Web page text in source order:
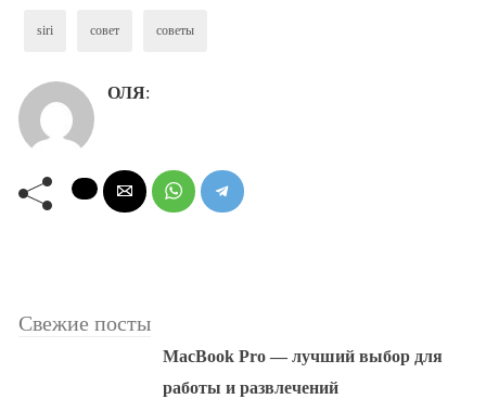
siri совет советы
ОЛЯ:
Свежие посты
MacBook Pro — лучший выбор для
работы и развлечений